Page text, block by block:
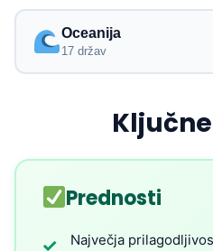
Oceanija
17 držav
Prednosti
✓
Največja